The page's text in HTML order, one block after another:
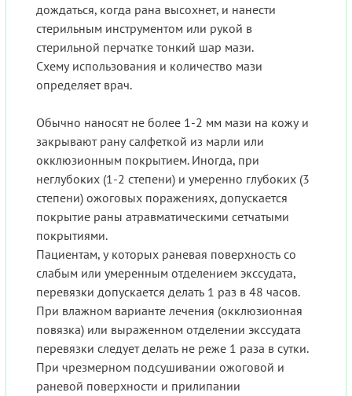
дождаться, когда рана высохнет, и нанести
стерильным инструментом или рукой в
стерильной перчатке тонкий шар мази.
Схему использования и количество мази
определяет врач.
Обычно наносят не более 1-2 мм мази на кожу и
закрывают рану салфеткой из марли или
окклюзионным покрытием. Иногда, при
неглубоких (1-2 степени) и умеренно глубоких (3
степени) ожоговых поражениях, допускается
покрытие раны атравматическими сетчатыми
покрытиями.
Пациентам, у которых раневая поверхность со
слабым или умеренным отделением экссудата,
перевязки допускается делать 1 раз в 48 часов.
При влажном варианте лечения (окклюзионная
повязка) или выраженном отделении экссудата
перевязки следует делать не реже 1 раза в сутки.
При чрезмерном подсушивании ожоговой и
раневой поверхности и прилипании